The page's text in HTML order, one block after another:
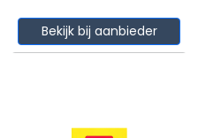
Bekijk bij aanbieder